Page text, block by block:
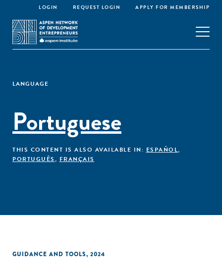
LOGIN REQUEST LOGIN APPLY FOR MEMBERSHIP
LANGUAGE
Portuguese
THIS CONTENT IS ALSO AVAILABLE IN: ESPAÑOL,
PORTUGUÊS, FRANÇAIS
GUIDANCE AND TOOLS, 2024